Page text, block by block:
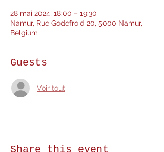
28 mai 2024, 18:00 – 19:30
Namur, Rue Godefroid 20, 5000 Namur,
Belgium
Guests
Voir tout